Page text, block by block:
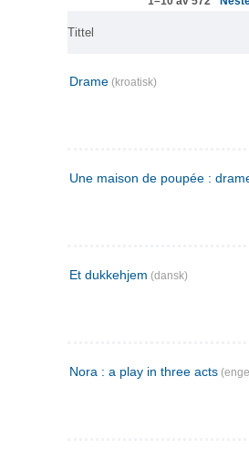
Tittel
Drame (kroatisk)
Une maison de poupée :
Et dukkehjem (dansk)
Nora : a play in three acts